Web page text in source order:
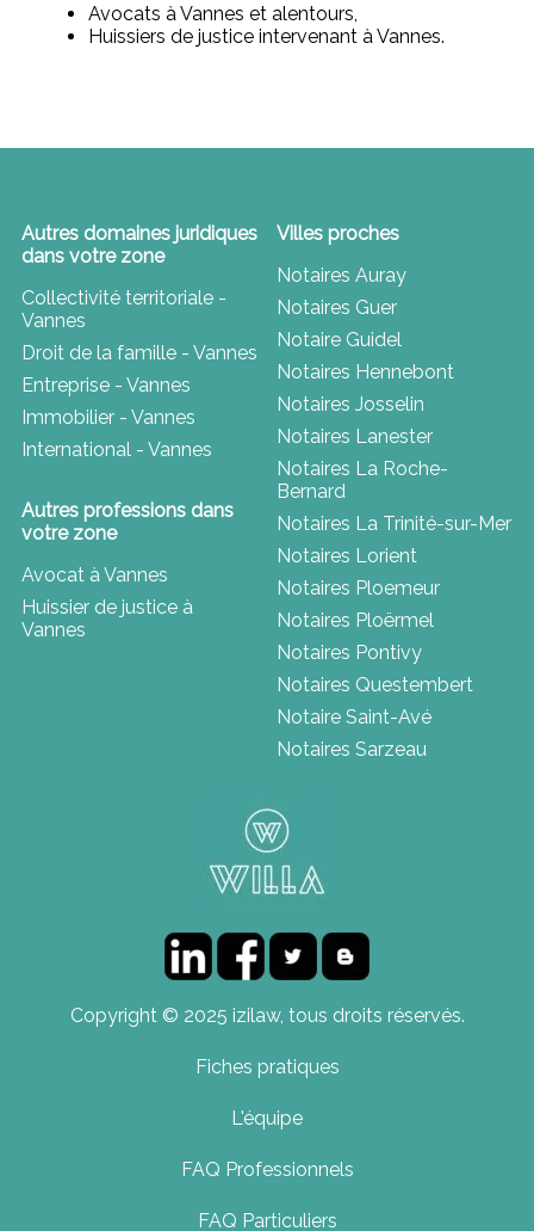
Avocats à Vannes et alentours,
Huissiers de justice intervenant à Vannes.
Autres domaines juridiques
dans votre zone
Collectivité territoriale -
Vannes
Droit de la famille - Vannes
Entreprise - Vannes
Immobilier - Vannes
International - Vannes
Autres professions dans
votre zone
Avocat à Vannes
Huissier de justice à
Vannes
Villes proches
Notaires Auray
Notaires Guer
Notaire Guidel
Notaires Hennebont
Notaires Josselin
Notaires Lanester
Notaires La Roche-
Bernard
Notaires La Trinité-sur-Mer
Notaires Lorient
Notaires Ploemeur
Notaires Ploërmel
Notaires Pontivy
Notaires Questembert
Notaire Saint-Avé
Notaires Sarzeau
Copyright © 2025 izilaw, tous droits réservés.
Fiches pratiques
L'équipe
FAQ Professionnels
FAQ Particuliers